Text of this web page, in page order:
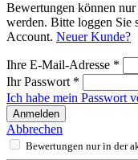
Bewertungen können nur
werden. Bitte loggen Sie
Account. Neuer Kunde?
Ihre E-Mail-Adresse *
Ihr Passwort *
Ich habe mein Passwort
Anmelden
Abbrechen
Bewertungen nur in der